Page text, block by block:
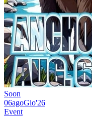
Soon
06agoGio'26
Event